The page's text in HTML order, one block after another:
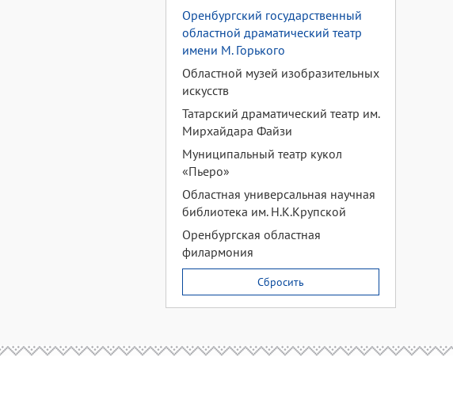
Оренбургский государственный
областной драматический театр
имени М. Горького
Областной музей изобразительных
искусств
Татарский драматический театр им.
Мирхайдара Файзи
Муниципальный театр кукол
«Пьеро»
Областная универсальная научная
библиотека им. Н.К.Крупской
Оренбургская областная
филармония
Сбросить